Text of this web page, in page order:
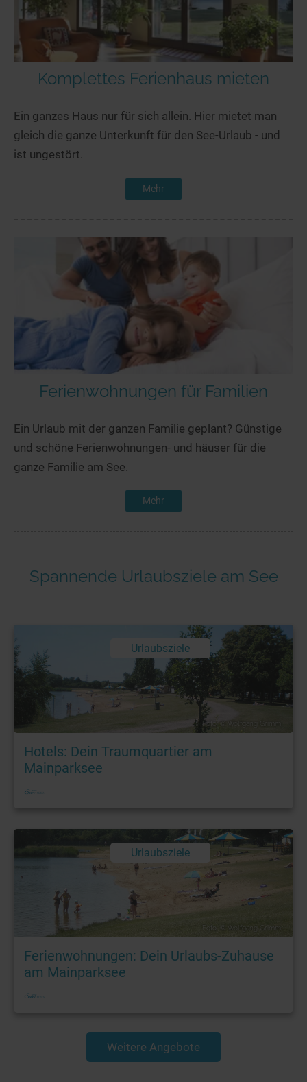
Komplettes Ferienhaus mieten
Ein ganzes Haus nur für sich allein. Hier mietet man
gleich die ganze Unterkunft für den See-Urlaub - und
ist ungestört.
Mehr
Ferienwohnungen für Familien
Ein Urlaub mit der ganzen Familie geplant? Günstige
und schöne Ferienwohnungen- und häuser für die
ganze Familie am See.
Mehr
Spannende Urlaubsziele am See
Urlaubsziele
Foto: © Wolfgang Grimm
Hotels: Dein Traumquartier am
Mainparksee
Urlaubsziele
Foto: © Wolfgang Grimm
Ferienwohnungen: Dein Urlaubs-Zuhause
am Mainparksee
Weitere Angebote